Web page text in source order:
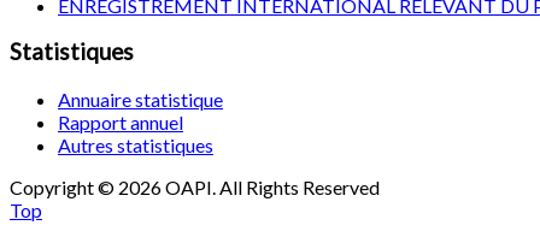
ENREGISTREMENT INTERNATIONAL RELEVANT DU
Statistiques
Annuaire statistique
Rapport annuel
Autres statistiques
Copyright © 2026 OAPI. All Rights Reserved
Top